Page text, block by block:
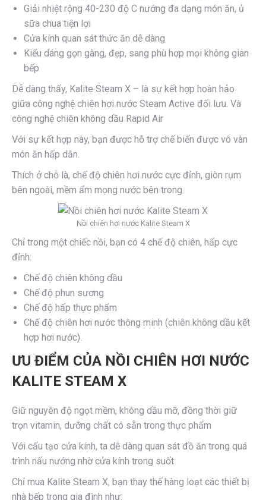
Giải nhiệt rộng 40-230 độ C nướng đa dạng món ăn, ủ
sữa chua tiện lợi
Cửa kính quan sát thức ăn dễ dàng
Kiểu dáng gọn gàng, đẹp, sang phù hợp mọi không gian
bếp
Dễ dàng thấy, Kalite Steam X – là sự kết hợp hoàn hảo
giữa công nghệ chiên hơi nước Steam Active đối lưu. Và
công nghệ chiên không dầu Rapid Air
Với sự kết hợp này, bạn được hỗ trợ chế biến được vô vàn
món ăn hấp dẫn.
Thích ở chỗ là, chế độ chiên hơi nước cực đỉnh, giòn rụm
bên ngoài, mềm ẩm mọng nước bên trong.
Nồi chiên hơi nước Kalite Steam X
Chỉ trong một chiếc nồi, bạn có 4 chế độ chiên, hấp cực
đỉnh:
Chế độ chiên không dầu
Chế độ phun sương
Chế độ hấp thực phẩm
Chế độ chiên hơi nước thông minh (chiên không dầu kết
hợp hơi nước).
ƯU ĐIỂM CỦA NỒI CHIÊN HƠI NƯỚC
KALITE STEAM X
Giữ nguyên độ ngọt mềm, không dầu mỡ, đồng thời giữ
trọn vitamin, dưỡng chất có sẵn trong thực phẩm
Với cấu tạo cửa kính, ta dễ dàng quan sát đồ ăn trong quá
trình nấu nướng nhờ cửa kính trong suốt
Chỉ mua Kalite Steam X, bạn thay thế hàng loạt các thiết bị
nhà bếp trong gia đình như: